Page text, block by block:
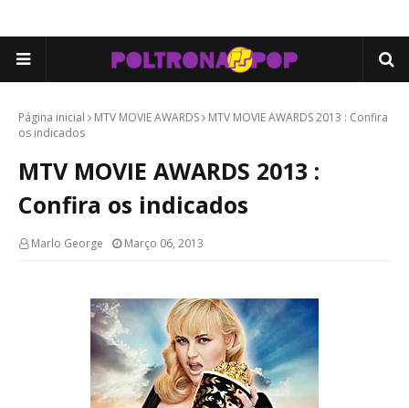
Página inicial MTV MOVIE AWARDS
MTV MOVIE AWARDS 2013 : Confira
os indicados
MTV MOVIE AWARDS 2013 :
Confira os indicados
Marlo George Março 06, 2013